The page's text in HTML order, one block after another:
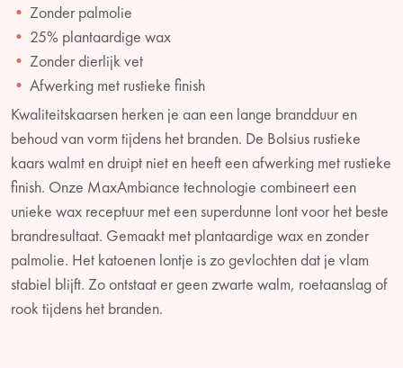
Zonder palmolie
25% plantaardige wax
Zonder dierlijk vet
Afwerking met rustieke finish
Kwaliteitskaarsen herken je aan een lange brandduur en
behoud van vorm tijdens het branden. De Bolsius rustieke
kaars walmt en druipt niet en heeft een afwerking met rustieke
finish. Onze MaxAmbiance technologie combineert een
unieke wax receptuur met een superdunne lont voor het beste
brandresultaat. Gemaakt met plantaardige wax en zonder
palmolie. Het katoenen lontje is zo gevlochten dat je vlam
stabiel blijft. Zo ontstaat er geen zwarte walm, roetaanslag of
rook tijdens het branden.